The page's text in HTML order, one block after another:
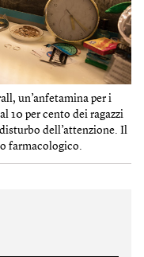
un’anfetamina per i
10 per cento dei ragazzi
dell’attenzione. Il
farmacologico.